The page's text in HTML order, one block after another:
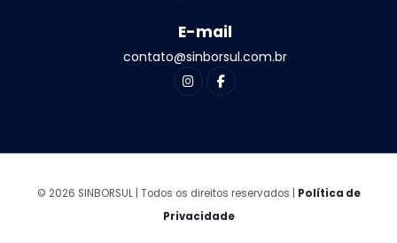
E-mail
contato@sinborsul.com.br
© 2026 SINBORSUL | Todos os direitos reservados | Política de
Privacidade